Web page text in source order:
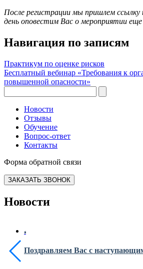
После регистрации мы пришлем ссылку
день оповестим Вас о мероприятии еще
Навигация по записям
Практикум по оценке рисков
Бесплатный вебинар «Требования к
повышенной опасности»
Новости
Отзывы
Обучение
Вопрос-ответ
Контакты
Форма обратной связи
ЗАКАЗАТЬ ЗВОНОК
Новости
Поздравляем Вас с